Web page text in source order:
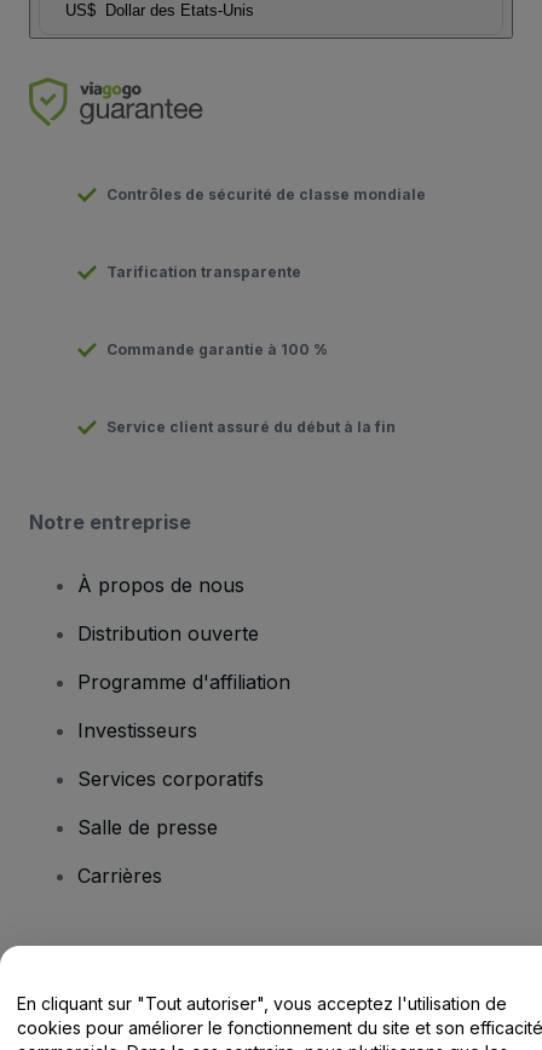
US$ Dollar des Etats-Unis
Contrôles de sécurité de classe mondiale
Tarification transparente
Commande garantie à 100 %
Service client assuré du début à la fin
Notre entreprise
À propos de nous
Distribution ouverte
Programme d'affiliation
Investisseurs
Services corporatifs
Salle de presse
Carrières
Centre d'assistance / Nous contacter
En cliquant sur "Tout autoriser", vous acceptez l'utilisation de
cookies pour améliorer le fonctionnement du site et son efficacité